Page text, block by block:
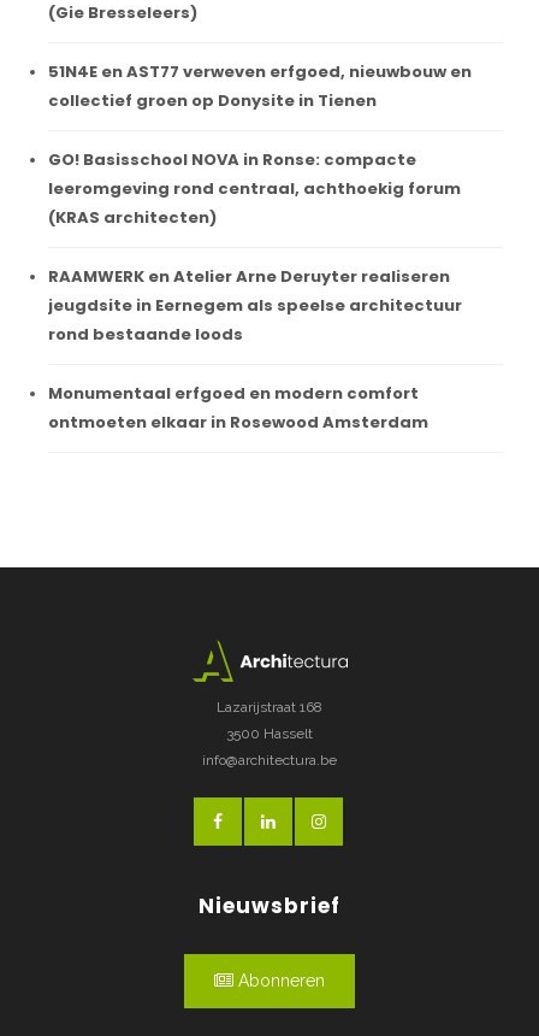
(Gie Bresseleers)
51N4E en AST77 verweven erfgoed, nieuwbouw en
collectief groen op Donysite in Tienen
GO! Basisschool NOVA in Ronse: compacte
leeromgeving rond centraal, achthoekig forum
(KRAS architecten)
RAAMWERK en Atelier Arne Deruyter realiseren
jeugdsite in Eernegem als speelse architectuur
rond bestaande loods
Monumentaal erfgoed en modern comfort
ontmoeten elkaar in Rosewood Amsterdam
Lazarijstraat 168
3500 Hasselt
info@architectura.be
Nieuwsbrief
Abonneren